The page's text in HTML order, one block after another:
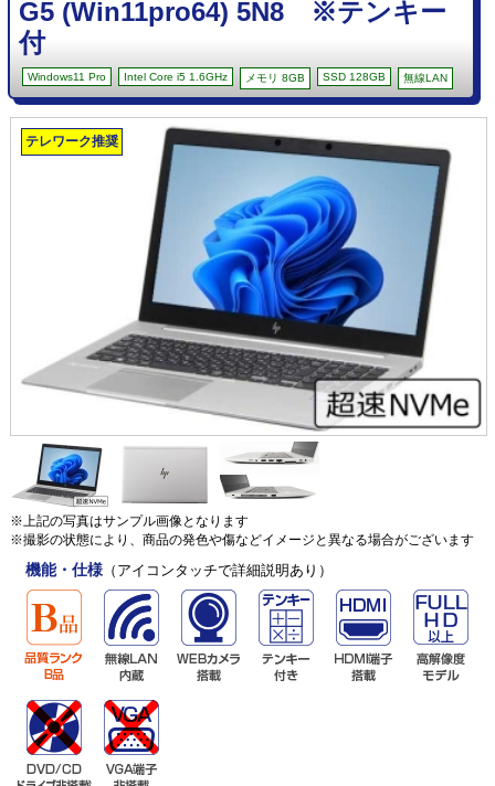
G5 (Win11pro64) 5N8 ※テンキー
付
Windows11 Pro Intel Core i5 1.6GHz メモリ 8GB SSD 128GB 無線LAN
テレワーク推奨
※上記の写真はサンプル画像となります
※撮影の状態により、商品の発色や傷などイメージと異なる場合がございます
機能・仕様（アイコンタッチで詳細説明あり）